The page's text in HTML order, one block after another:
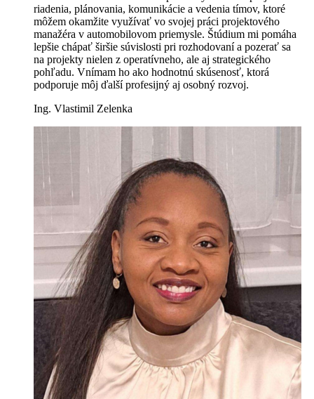
riadenia, plánovania, komunikácie a vedenia tímov, ktoré
môžem okamžite využívať vo svojej práci projektového
manažéra v automobilovom priemysle. Štúdium mi pomáha
lepšie chápať širšie súvislosti pri rozhodovaní a pozerať sa
na projekty nielen z operatívneho, ale aj strategického
pohľadu. Vnímam ho ako hodnotnú skúsenosť, ktorá
podporuje môj ďalší profesijný aj osobný rozvoj.
Ing. Vlastimil Zelenka